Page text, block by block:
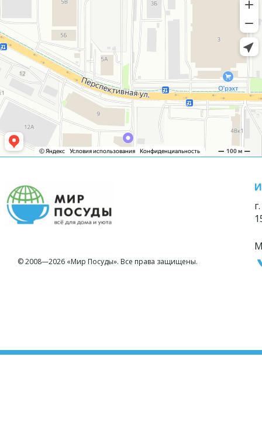
© 2008—2026 «Мир Посуды». Все права защищены.